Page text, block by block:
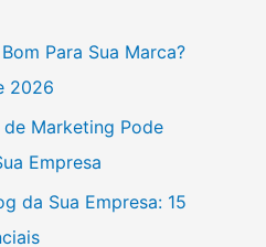
Para Sua Marca?
2026
Marketing Pode
Empresa
da Sua Empresa: 15